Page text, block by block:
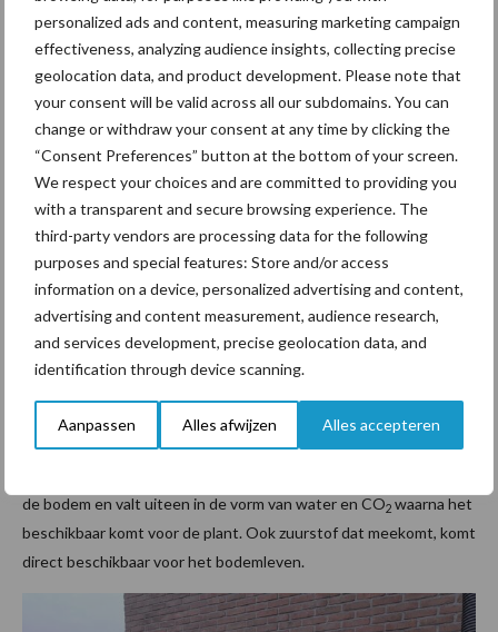
personalized ads and content, measuring marketing campaign
effectiveness, analyzing audience insights, collecting precise
geolocation data, and product development. Please note that
your consent will be valid across all our subdomains. You can
change or withdraw your consent at any time by clicking the
“Consent Preferences” button at the bottom of your screen.
We respect your choices and are committed to providing you
with a transparent and secure browsing experience. The
third-party vendors are processing data for the following
purposes and special features: Store and/or access
information on a device, personalized advertising and content,
advertising and content measurement, audience research,
and services development, precise geolocation data, and
identification through device scanning.
Aanpassen Alles afwijzen Alles accepteren
Ook lucht uit de mestput benutten
Een ander onderdeel van het plan van Bosman is het afzuigen van
lucht uit de mestput om hiermee het grasland via drainagebuizen
te beluchten. Dit kan gerealiseerd worden zonder al te grote
aanpassingen aan de stal. De melkveehouder is hier daarom ook al
ervaring die hij in het verleden opdeed als medewerker van een
drainagebedrijf.
Een luchtpomp zuigt de lucht uit de put en blaast dit op 0,08 bar
in een speciaal daarvoor aangelegd systeem van drainagebuizen
graslandperceel
van drie hectare. Ammoniak uit de put wordt zo
in de grond geblazen en komt beschikbaar voor de
de bodem en valt uiteen in de vorm van water en CO2 waarna het
beschikbaar komt voor de plant. Ook zuurstof dat meekomt, komt
direct beschikbaar voor het bodemleven.